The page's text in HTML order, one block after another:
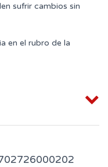
sufrir cambios sin
en el rubro de la